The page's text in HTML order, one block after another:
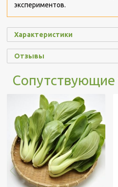
экспериментов.
Характеристики
Отзывы
Сопутствующие